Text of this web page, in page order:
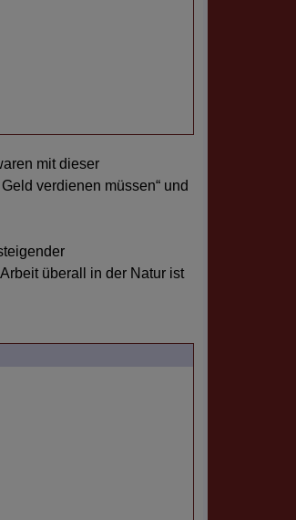
mit dieser
verdienen müssen“ und
überall in der Natur ist